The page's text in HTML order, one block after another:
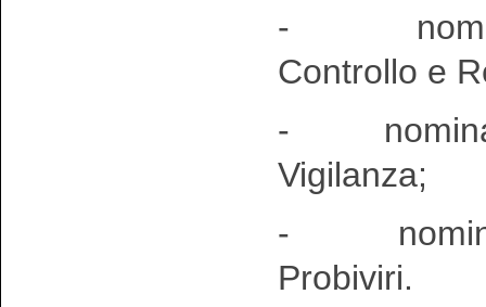
- nomina
Controllo e
- nomina
Vigilanza;
- nomina
Probiviri.